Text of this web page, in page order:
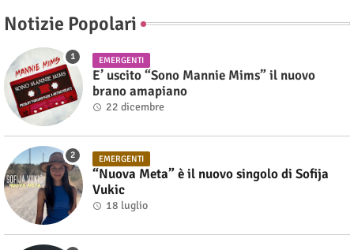
Notizie Popolari
EMERGENTI
E’ uscito “Sono Mannie Mims” il nuovo
brano amapiano
22 dicembre
EMERGENTI
“Nuova Meta” è il nuovo singolo di Sofija
Vukic
18 luglio